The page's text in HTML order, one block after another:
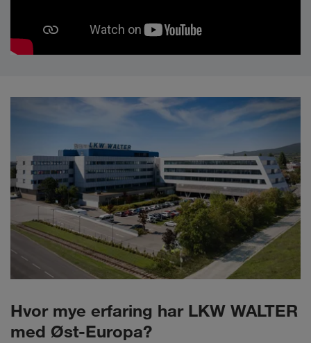
Hvor mye erfaring har LKW WALTER
med Øst-Europa?